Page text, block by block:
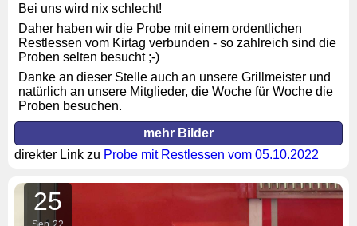
Bei uns wird nix schlecht!
Daher haben wir die Probe mit einem ordentlichen
Restlessen vom Kirtag verbunden - so zahlreich sind die
Proben selten besucht ;-)
Danke an dieser Stelle auch an unsere Grillmeister und
natürlich an unsere Mitglieder, die Woche für Woche die
Proben besuchen.
mehr Bilder
direkter Link zu Probe mit Restlessen vom 05.10.2022
25